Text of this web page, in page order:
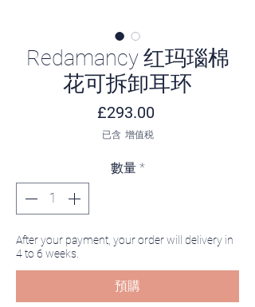
Redamancy 红玛瑙棉
花可拆卸耳环
£293.00價格
已含 增值税
數量 *
After your payment, your order will delivery in
4 to 6 weeks.
預購